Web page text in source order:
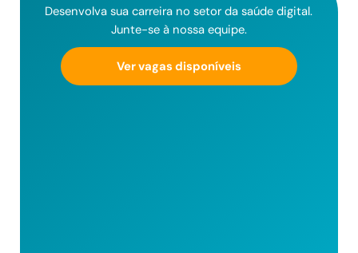
Desenvolva sua carreira no setor da saúde digital.
Junte-se à nossa equipe.
Ver vagas disponíveis